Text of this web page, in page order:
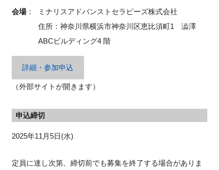
会場：
ミナリスアドバンストセラピーズ株式会社
住所：神奈川県横浜市神奈川区恵比須町1 澁澤
ABCビルディング4 階
詳細・参加申込
（外部サイトが開きます）
申込締切
2025年11月5日(水)
定員に達し次第、締切前でも募集を終了する場合がありま